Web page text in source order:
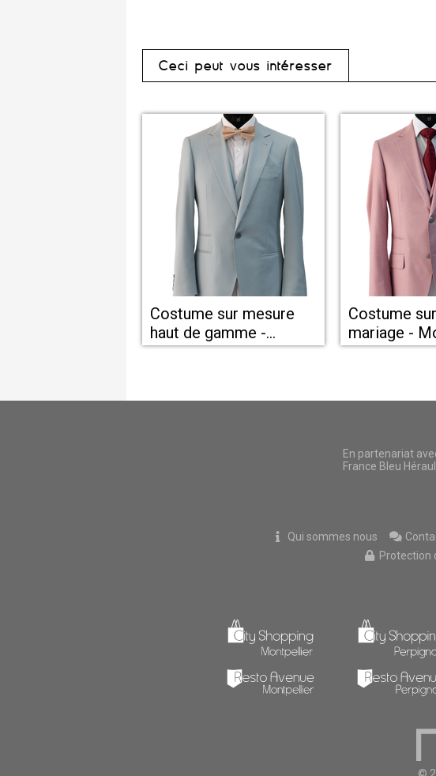
Ceci peut vous intéresser
Costume sur mesure
haut de gamme -
Cérémonie - Mariage-
Costume
mariage -
En partenariat
France Bleu
Qui sommes nous
Protection